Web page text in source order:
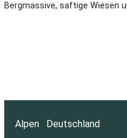
Bergmassive, saftige Wiesen
Alpen Deutschland